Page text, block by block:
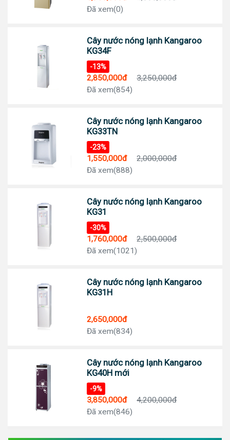
Đã xem(0)
Cây nước nóng lạnh Kangaroo
KG34F
-13%
2,850,000đ
3,250,000đ
Đã xem(854)
Cây nước nóng lạnh Kangaroo
KG33TN
-23%
1,550,000đ
2,000,000đ
Đã xem(888)
Cây nước nóng lạnh Kangaroo
KG31
-30%
1,760,000đ
2,500,000đ
Đã xem(1021)
Cây nước nóng lạnh Kangaroo
KG31H
2,650,000đ
Đã xem(834)
Cây nước nóng lạnh Kangaroo
KG40H mới
-9%
3,850,000đ
4,200,000đ
Đã xem(846)